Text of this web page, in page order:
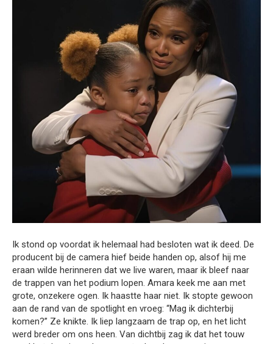
Ik stond op voordat ik helemaal had besloten wat ik deed. De
producent bij de camera hief beide handen op, alsof hij me
eraan wilde herinneren dat we live waren, maar ik bleef naar
de trappen van het podium lopen. Amara keek me aan met
grote, onzekere ogen. Ik haastte haar niet. Ik stopte gewoon
aan de rand van de spotlight en vroeg: “Mag ik dichterbij
komen?” Ze knikte. Ik liep langzaam de trap op, en het licht
werd breder om ons heen. Van dichtbij zag ik dat het touw